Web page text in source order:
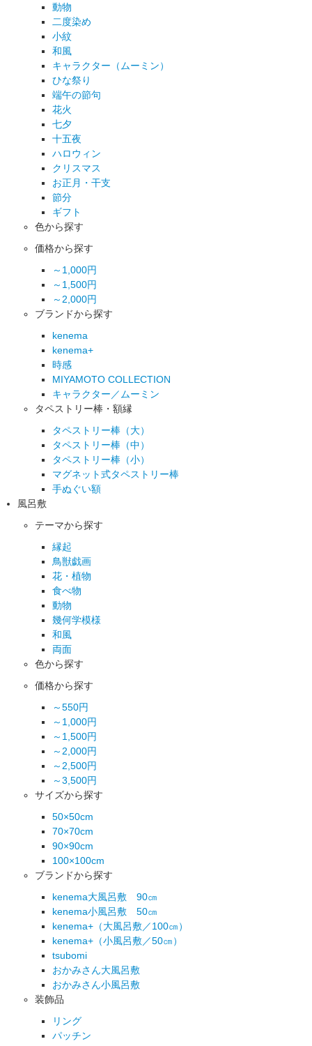
動物
二度染め
小紋
和風
キャラクター（ムーミン）
ひな祭り
端午の節句
花火
七夕
十五夜
ハロウィン
クリスマス
お正月・干支
節分
ギフト
色から探す
価格から探す
～1,000円
～1,500円
～2,000円
ブランドから探す
kenema
kenema+
時感
MIYAMOTO COLLECTION
キャラクター／ムーミン
タペストリー棒・額縁
タペストリー棒（大）
タペストリー棒（中）
タペストリー棒（小）
マグネット式タペストリー棒
手ぬぐい額
風呂敷
テーマから探す
縁起
鳥獣戯画
花・植物
食べ物
動物
幾何学模様
和風
両面
色から探す
価格から探す
～550円
～1,000円
～1,500円
～2,000円
～2,500円
～3,500円
サイズから探す
50×50cm
70×70cm
90×90cm
100×100cm
ブランドから探す
kenema大風呂敷 90㎝
kenema小風呂敷 50㎝
kenema+（大風呂敷／100㎝）
kenema+（小風呂敷／50㎝）
tsubomi
おかみさん大風呂敷
おかみさん小風呂敷
装飾品
リング
パッチン